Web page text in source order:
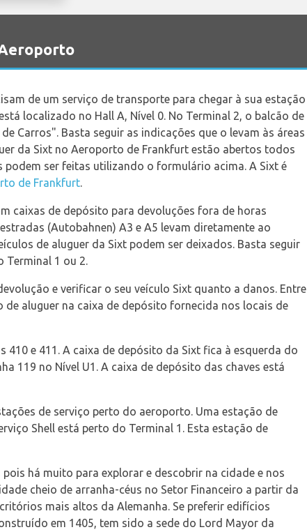
de um serviço de transporte para chegar à sua estação
localizado no Hall A, Nível 0. No Terminal 2, o balcão de
Carros". Basta seguir as indicações que o levam às áreas
da Sixt no Aeroporto de Frankfurt estão abertos todos
ser feitas utilizando o formulário acima. A Sixt é
de Frankfurt.
caixas de depósito para devoluções fora de horas
(Autobahnen) A3 e A5 levam diretamente ao
de aluguer da Sixt podem ser deixados. Basta seguir
Terminal 1 ou 2.
e verificar o seu veículo Sixt quanto a danos. Entre
de aluguer na caixa de depósito fornecida nos locais de
410 e 411. A caixa de depósito da Sixt fica à esquerda do
119 no Nível U1. A caixa de depósito das chaves está
de serviço perto do aeroporto. Uma estação de
Shell está perto do Terminal 1. Esta estação de
há muito para explorar e descobrir na cidade e nos
cheio de arranha-céus no Setor Financeiro a partir da
mais altos da Alemanha. Se preferir edifícios
em 1405, tem sido a sede do Lord Mayor da